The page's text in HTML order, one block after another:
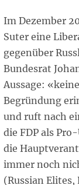
Im Dezember
Suter eine
gegenüber
Bundesrat
Aussage:
Begründung
und ruft nach
die FDP als
die
immer noch
(Russian